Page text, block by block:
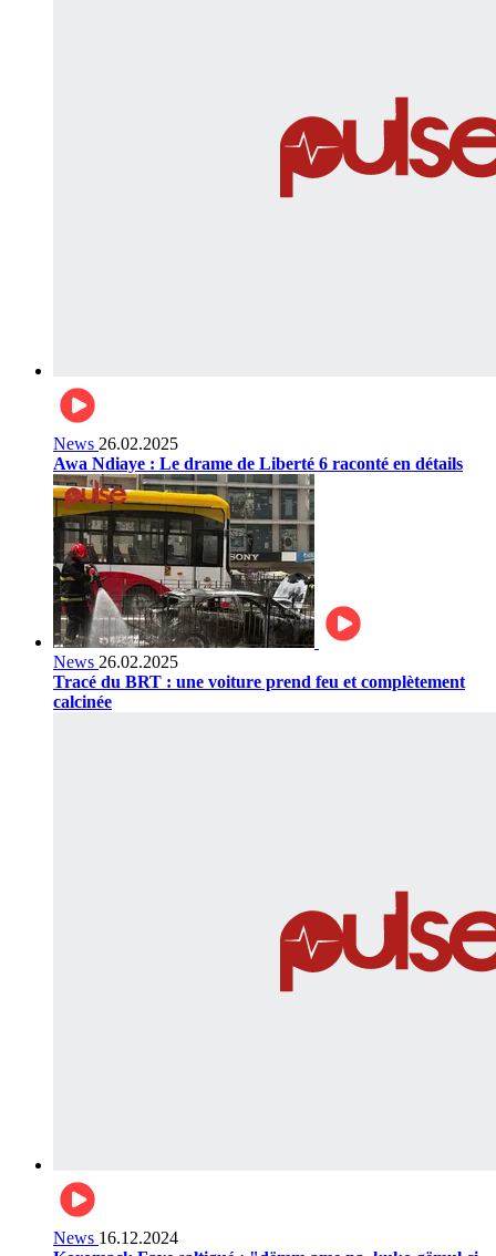
News 26.02.2025
Awa Ndiaye : Le drame de Liberté 6 raconté en détails
News 26.02.2025
Tracé du BRT : une voiture prend feu et complètement
calcinée
News 16.12.2024